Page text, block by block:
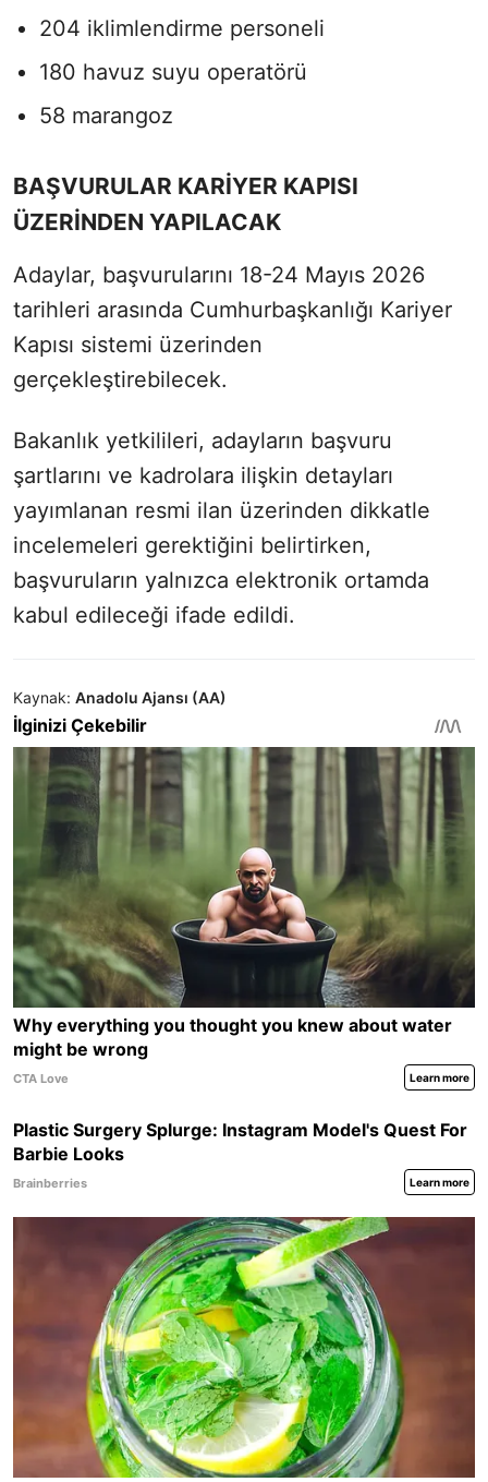
204 iklimlendirme personeli
180 havuz suyu operatörü
58 marangoz
BAŞVURULAR KARİYER KAPISI
ÜZERİNDEN YAPILACAK
Adaylar, başvurularını 18-24 Mayıs 2026
tarihleri arasında Cumhurbaşkanlığı Kariyer
Kapısı sistemi üzerinden
gerçekleştirebilecek.
Bakanlık yetkilileri, adayların başvuru
şartlarını ve kadrolara ilişkin detayları
yayımlanan resmi ilan üzerinden dikkatle
incelemeleri gerektiğini belirtirken,
başvuruların yalnızca elektronik ortamda
kabul edileceği ifade edildi.
Kaynak: Anadolu Ajansı (AA)